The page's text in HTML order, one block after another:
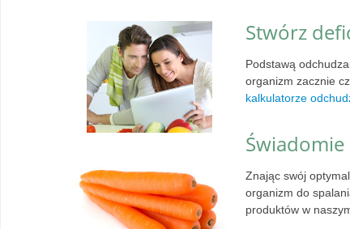
Stwórz
Podstawą
organizm zacznie
kalkulatorze
Świadomie
Znając swój
organizm do
produktów w